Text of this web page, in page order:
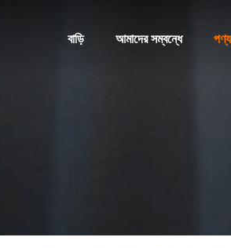
বাড়ি আমাদের সম্বন্ধে পণ্য